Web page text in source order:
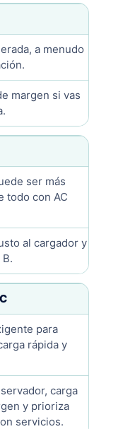
a menudo
margen si vas
ser más
todo con AC
al cargador y
para
rápida y
carga
y prioriza
servicios.